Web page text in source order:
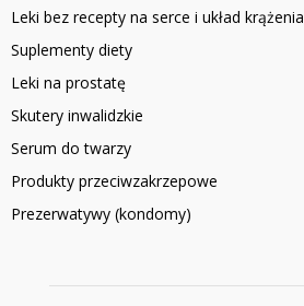
Leki bez recepty na serce i układ krążenia
Suplementy diety
Leki na prostatę
Skutery inwalidzkie
Serum do twarzy
Produkty przeciwzakrzepowe
Prezerwatywy (kondomy)